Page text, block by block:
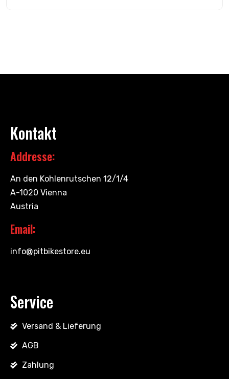
Kontakt
Addresse:
An den Kohlenrutschen 12/1/4
A-1020 Vienna
Austria
Email:
info@pitbikestore.eu
Service
Versand & Lieferung
AGB
Zahlung